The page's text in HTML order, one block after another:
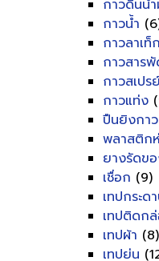
กาวดินน้
กาวน้ำ
กาวลาเท็
กาวสารพั
กาวสเปร
กาวแท่ง
ปืนยิงกาว
พลาสติก
ยางรัดข
เชื่อก (9)
เทปกระด
เทปติดก
เทปผ้า (8)
เทปย่น